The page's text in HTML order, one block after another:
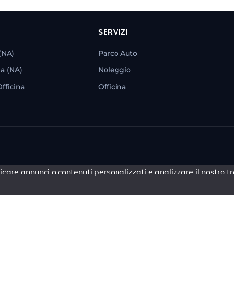
(NA)
SERVIZI
Parco Auto
Noleggio
Officina
annunci o contenuti personalizzati e analizzare il nostro